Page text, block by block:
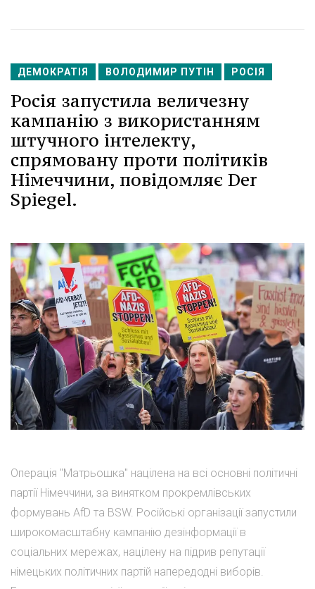
ДЕМОКРАТІЯ ВОЛОДИМИР ПУТІН РОСІЯ
Росія запустила величезну
кампанію з використанням
штучного інтелекту,
спрямовану проти політиків
Німеччини, повідомляє Der
Spiegel.
Операція "Матрьошка" націлена на всі основні політичні
партії Німеччини, за винятком прокремлівських
формувань AfD та BSW. Російські організації запустили
широкомасштабну кампанію дезінформації в
соціальних мережах, націлену на підрив репутації
німецьких політичних партій напередодні виборів.